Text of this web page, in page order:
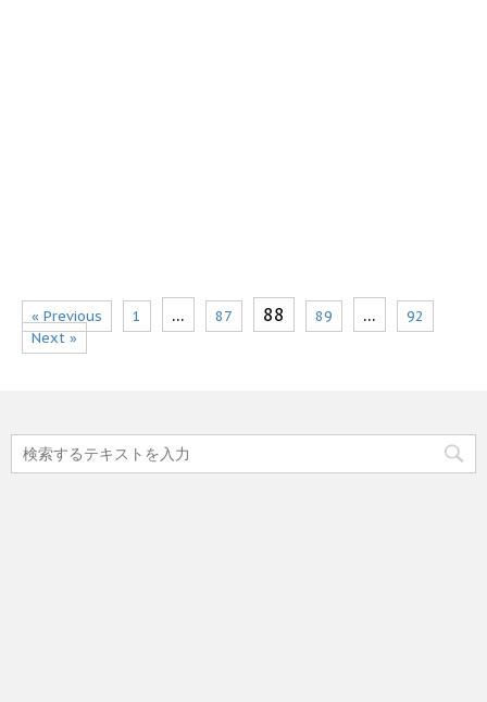
« Previous 1 … 87 88 89 …
92
Next »